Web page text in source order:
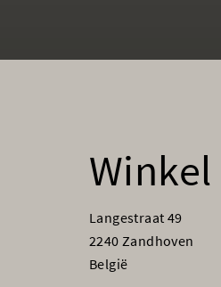
Winkel
Langestraat 49
2240 Zandhoven
België